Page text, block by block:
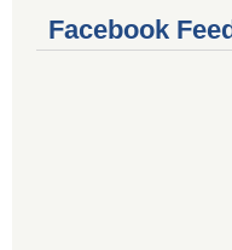
Facebook Feed